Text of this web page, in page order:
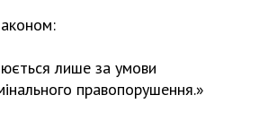
лише за умови
правопорушення.»